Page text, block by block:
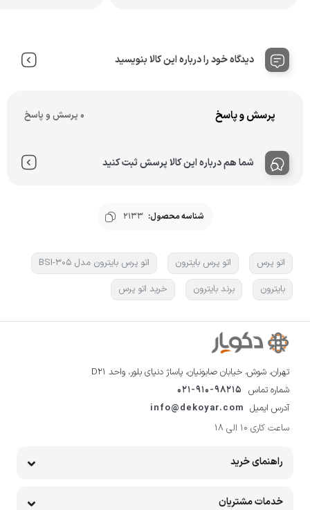
دیدگاه خود را درباره این کالا بنویسید
پرسش و پاسخ 0 پرسش و پاسخ
شما هم درباره این کالا پرسش ثبت کنید
شناسه محصول: 2133
اتو پرس اتو پرس بایترون
اتو پرس بایترون مدل BSI-305
بایترون
برند بایترون خرید اتو پرس
تهران، شوش، خیابان صابونیان، پاساژ دنیای بلور، واحد D21
شماره تماس 021-910-98215
آدرس ایمیل info@dekoyar.com
ساعت کاری 10 الی 18
راهنمای خرید
خدمات مشتریان